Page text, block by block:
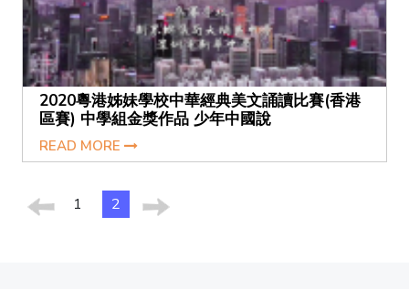
2020粵港姊妹學校中華經典美文誦讀比賽(香港
區賽) 中學組金獎作品 少年中國說
READ MORE
1 2